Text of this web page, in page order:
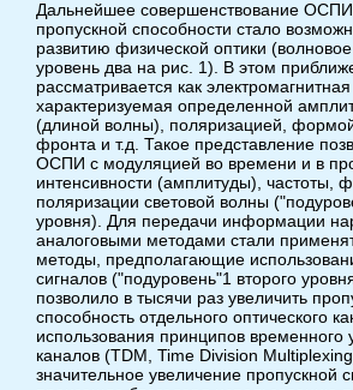
Дальнейшее совершенствование ОСПИ
пропускной способности стало
развитию физической оптики
уровень два на рис. 1). В этом
рассматривается как
характеризуемая определенной
(длиной волны), поляризацией,
фронта и т.д. Такое представление
ОСПИ с модуляцией во времени и в
интенсивности (амплитуды), частоты,
поляризации световой волны
уровня). Для передачи информации
аналоговыми методами стали
методы, предполагающие
сигналов ("подуровень"1 второго
позволило в тысячи раз увеличить
способность отдельного оптического
использования принципов временного
каналов (TDM, Time Division
значительное увеличение пропускной